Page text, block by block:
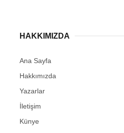
HAKKIMIZDA
Ana Sayfa
Hakkımızda
Yazarlar
İletişim
Künye